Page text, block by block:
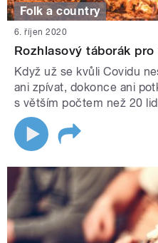
Folk a country
6. říjen 2020
Rozhlasový táborák
Když už se kvůli Covidu
ani zpívat, dokonce ani
s větším počtem než 20